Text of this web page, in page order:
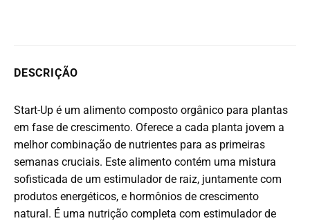
DESCRIÇÃO
Start-Up é um alimento composto orgânico para plantas
em fase de crescimento. Oferece a cada planta jovem a
melhor combinação de nutrientes para as primeiras
semanas cruciais. Este alimento contém uma mistura
sofisticada de um estimulador de raiz, juntamente com
produtos energéticos, e hormônios de crescimento
natural. É uma nutrição completa com estimulador de